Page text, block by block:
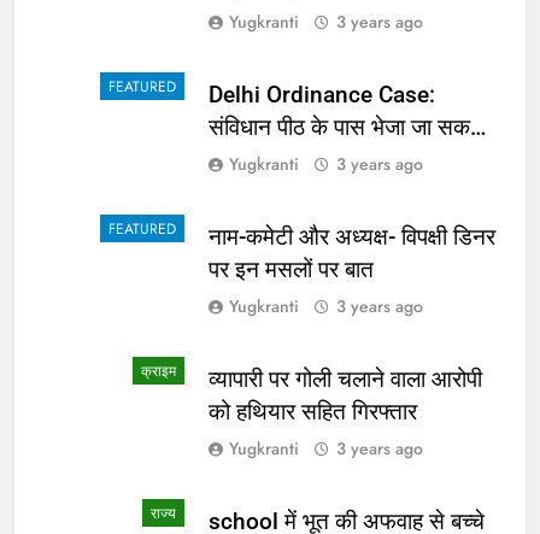
Yugkranti 3 years ago
FEATURED
Delhi Ordinance Case:
संविधान पीठ के पास भेजा जा सकता
है अध्यादेश का मामला
Yugkranti 3 years ago
FEATURED
नाम-कमेटी और अध्यक्ष- विपक्षी डिनर
पर इन मसलों पर बात
Yugkranti 3 years ago
क्राइम
व्यापारी पर गोली चलाने वाला आरोपी
को हथियार सहित गिरफ्तार
Yugkranti 3 years ago
राज्य school में भूत की अफवाह से बच्चे